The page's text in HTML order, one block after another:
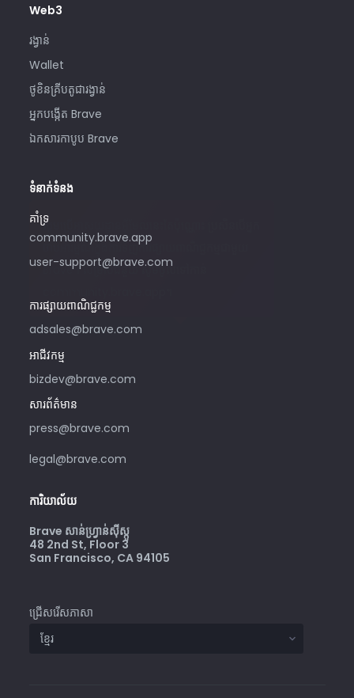
Web3
រង្វាន់
Wallet
ថូខិនគ្រីបតូជារង្វាន់
អ្នកបង្កើត Brave
ឯកសារកាបូប Brave
ទំនាក់ទំនង
គាំទ្រ
community.brave.app
user-support@brave.com
ការផ្សាយពាណិជ្ជកម្ម
adsales@brave.com
សូមប្រើអាសយដ្ឋានអ៊ីមែលនេះតែប៉ុណ្ណោះ ប្រសិនបើអ្នក
ចាប់អារម្មណ៍ក្នុងការទិញការផ្សាយពាណិជ្ជកម្មជាមួយ
Brave។ សម្រាប់ជំនួយ សូមចូលទៅកាន់
អាជីវកម្ម
bizdev@brave.com
សារព័ត៌មាន
press@brave.com
legal@brave.com
ការិយាល័យ
Brave សាន់ហ្វ្រាន់ស៊ីស្កូ
48 2nd St, Floor 3
San Francisco, CA 94105
ជ្រើសរើសភាសា